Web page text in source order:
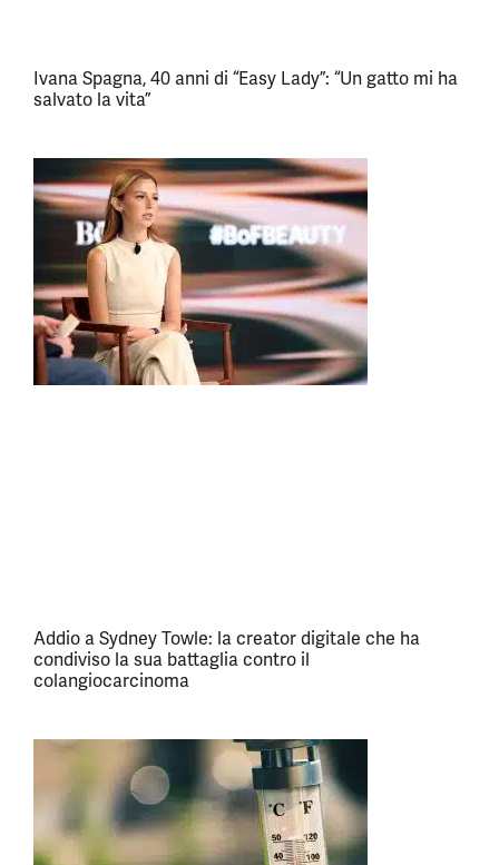
Ivana Spagna, 40 anni di “Easy Lady”: “Un gatto mi ha
salvato la vita”
Addio a Sydney Towle: la creator digitale che ha
condiviso la sua battaglia contro il
colangiocarcinoma